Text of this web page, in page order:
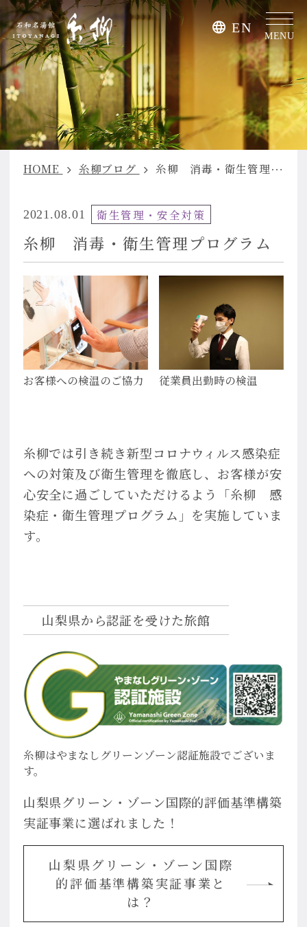
EN
MENU
HOME 糸柳ブログ 糸柳 消毒・衛生管理プログラム
2021.08.01 衛生管理・安全対策
糸柳 消毒・衛生管理プログラム
お客様への検温のご協力 従業員出勤時の検温
糸柳では引き続き新型コロナウィルス感染症
への対策及び衛生管理を徹底し、お客様が安
心安全に過ごしていただけるよう「糸柳 感
染症・衛生管理プログラム」を実施していま
す。
山梨県から認証を受けた旅館
糸柳はやまなしグリーンゾーン認証施設でございま
す。
山梨県グリーン・ゾーン国際的評価基準構築
実証事業に選ばれました！
山梨県グリーン・ゾーン国際
的評価基準構築実証事業と
は？